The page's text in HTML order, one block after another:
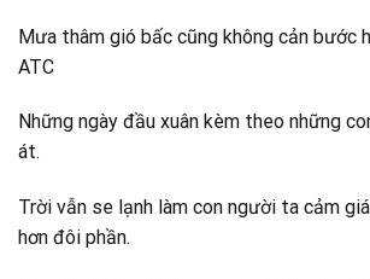
Mưa thâm gió bấc cũng không cản bước
ATC
Những ngày đầu xuân kèm theo những
át.
Trời vẫn se lạnh làm con người ta cảm
hơn đôi phần.